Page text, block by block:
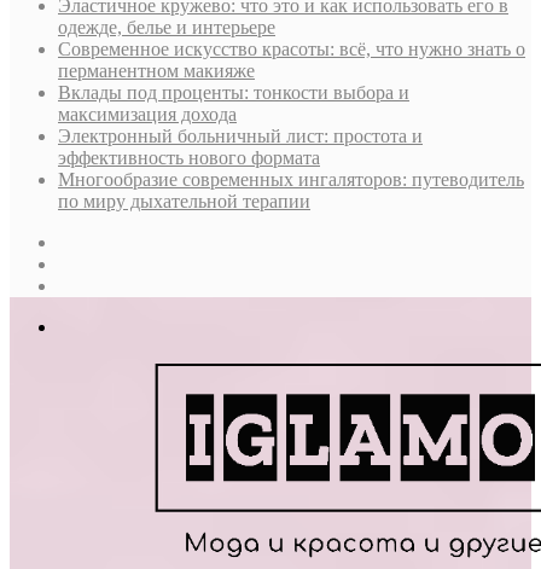
Эластичное кружево: что это и как использовать его в
одежде, белье и интерьере
Современное искусство красоты: всё, что нужно знать о
перманентном макияже
Вклады под проценты: тонкости выбора и
максимизация дохода
Электронный больничный лист: простота и
эффективность нового формата
Многообразие современных ингаляторов: путеводитель
по миру дыхательной терапии